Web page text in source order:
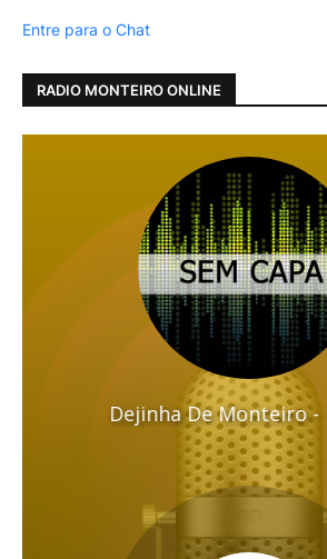
Entre para o Chat
RADIO MONTEIRO ONLINE